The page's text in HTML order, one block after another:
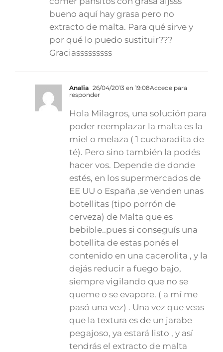
bueno aquí hay grasa pero no
extracto de malta. Para qué sirve y
por qué lo puedo sustituir???
Graciasssssssss
Analia 26/04/2013 en 19:08Accede para
responder
Hola Milagros, una solución para
poder reemplazar la malta es la
miel o melaza ( 1 cucharadita de
té). Pero sino también la podés
hacer vos. Depende de donde
estés, en los supermercados de
EE UU o España ,se venden unas
botellitas (tipo porrón de
cerveza) de Malta que es
bebible..pues si conseguís una
botellita de estas ponés el
contenido en una cacerolita , y la
dejás reducir a fuego bajo,
siempre vigilando que no se
queme o se evapore. ( a mí me
pasó una vez) . Una vez que veas
que la textura es de un jarabe
pegajoso, ya estará listo , y así
tendrás el extracto de malta